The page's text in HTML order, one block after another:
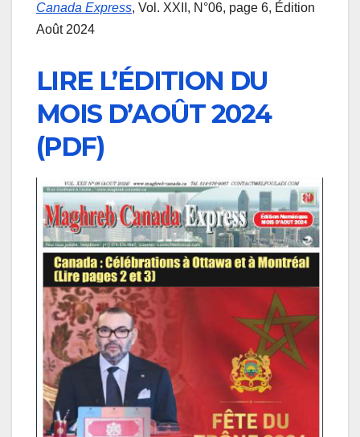
Canada Express, Vol. XXII, N°06, page 6, Édition
Août 2024
LIRE L’ÉDITION DU
MOIS D’AOÛT 2024
(PDF)